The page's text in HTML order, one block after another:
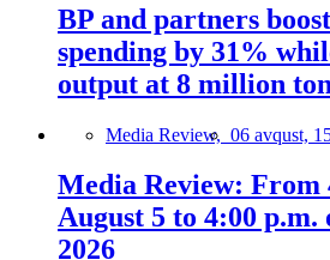
BP and partners
spending by 31%
output at 8 million
Media Review, 06 avqust,
Media Review: From
August 5 to 4:00 p.m.
2026